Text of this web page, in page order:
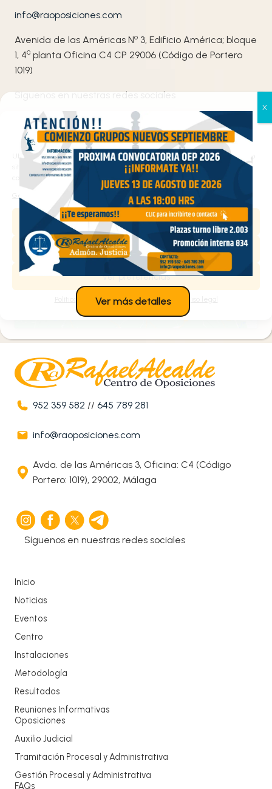
Gestionar el consentimiento
de las cookies
Utilizamos cookies propias y de terceros para analizar el tráfico en nuestro
sitio web y personalizar el contenido. Puede aceptar todas las cookies,
configurarlas según sus preferencias o rechazarlas.
Gestionar los servicios
Aceptar
Denegar
Ver preferencias
Política de cookiesPolítica de privacidad
info@raoposiciones.com
Avenida de las Américas No 3, Edificio América; bloque
1, 4ª planta Oficina C4 CP 29006 (Código de Portero
1019)
Síguenos en nuestras redes sociales
Haz clic en «Estoy de acuerdo» para activar
Google maps
Política de cookies
Estoy de acuerdo
952 359 582 //645 789 281
info@raoposiciones.com
Avda. de las Américas 3, Oficina: C4 (Código
Portero: 1019), 29002, Málaga
Síguenos en nuestras redes sociales
Inicio
Noticias
Eventos
Centro
Instalaciones
Metodología
Resultados
Reuniones Informativas
Oposiciones
Auxilio Judicial
Tramitación Procesal y Administrativa
Gestión Procesal y Administrativa
FAQs
Ver más detalles